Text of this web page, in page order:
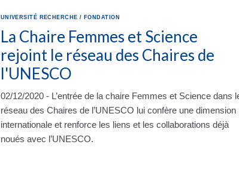
UNIVERSITÉ RECHERCHE / FONDATION
La Chaire Femmes et Science
rejoint le réseau des Chaires de
l'UNESCO
02/12/2020 - L’entrée de la chaire Femmes et Science dans
réseau des Chaires de l’UNESCO lui confère une dimension
internationale et renforce les liens et les collaborations déjà
noués avec l’UNESCO.